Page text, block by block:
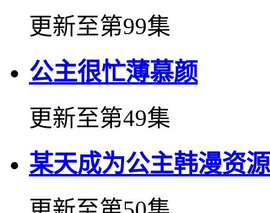
更新至第99集
公主很忙薄慕颜
更新至第49集
某天成为公主韩漫资源